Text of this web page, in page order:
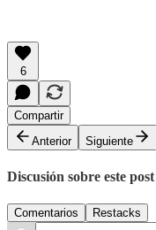
6
Compartir
Anterior
Siguiente
Discusión sobre este post
Comentarios Restacks